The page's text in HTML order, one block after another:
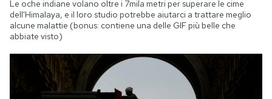
Le oche indiane volano oltre i 7mila metri per superare le cime
dell'Himalaya, e il loro studio potrebbe aiutarci a trattare meglio
alcune malattie (bonus: contiene una delle GIF più belle che
abbiate visto)